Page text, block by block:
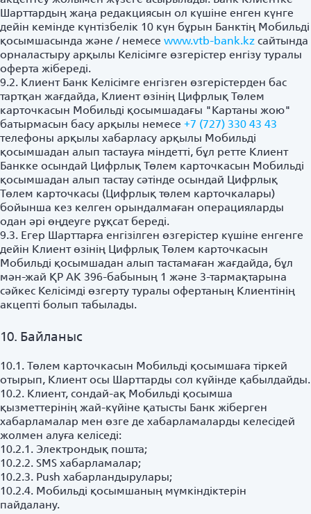
Шарттардың жаңа редакциясын ол күшіне енген күнге
дейін кемінде күнтізбелік 10 күн бұрын Банктің Мобильді
қосымшасында және / немесе www.vtb-bank.kz сайтында
орналастыру арқылы Келісімге өзгерістер енгізу туралы
оферта жібереді.
9.2. Клиент Банк Келісімге енгізген өзгерістерден бас
тартқан жағдайда, Клиент өзінің Цифрлық Төлем
карточкасын Мобильді қосымшадағы "Картаны жою"
батырмасын басу арқылы немесе +7 (727) 330 43 43
телефоны арқылы хабарласу арқылы Мобильді
қосымшадан алып тастауға міндетті, бұл ретте Клиент
Банкке осындай Цифрлық Төлем карточкасын Мобильді
қосымшадан алып тастау сәтінде осындай Цифрлық
Төлем карточкасы (Цифрлық төлем карточкалары)
бойынша кез келген орындалмаған операцияларды
одан әрі өңдеуге рұқсат береді.
9.3. Егер Шарттарға енгізілген өзгерістер күшіне енгенге
дейін Клиент өзінің Цифрлық Төлем карточкасын
Мобильді қосымшадан алып тастамаған жағдайда, бұл
мән-жай ҚР АК 396-бабының 1 және 3-тармақтарына
сәйкес Келісімді өзгерту туралы офертаның Клиентінің
акцепті болып табылады.
10. Байланыс
10.1. Төлем карточкасын Мобильді қосымшаға тіркей
отырып, Клиент осы Шарттарды сол күйінде қабылдайды.
10.2. Клиент, сондай-ақ Мобильді қосымша
қызметтерінің жай-күйіне қатысты Банк жіберген
хабарламалар мен өзге де хабарламаларды келесідей
жолмен алуға келіседі:
10.2.1. Электрондық пошта;
10.2.2. SMS хабарламалар;
10.2.3. Push хабарландырулары;
10.2.4. Мобильді қосымшаның мүмкіндіктерін
пайдалану.